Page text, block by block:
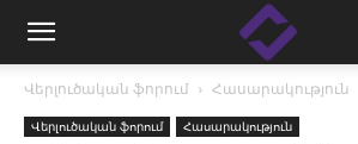
Վերլուծական ֆորում Հասարակություն
Վերլուծական ֆորում Հասարակություն